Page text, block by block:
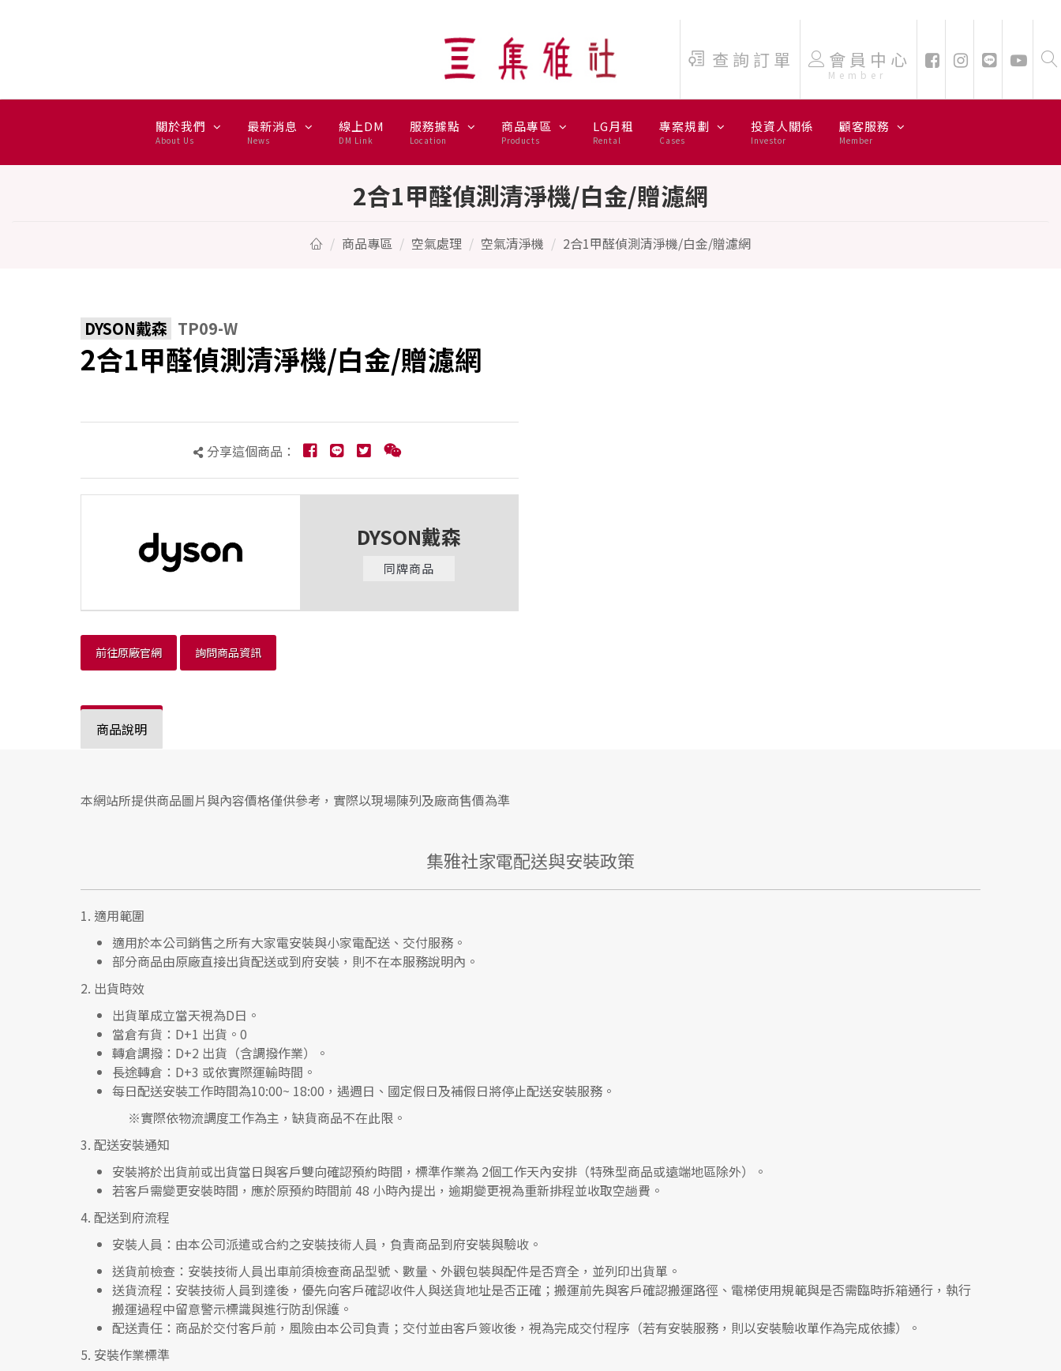
2合1甲醛偵測清淨機/白金/贈濾網 - DYSON戴森
查詢訂單 會員中心
Member
關於我們
About Us
最新消息
News
線上DM
DM Link
服務據點
Location
商品專區
Products
LG月租
Rental
專案規劃
Cases
投資人關係
Investor
顧客服務
Member
2合1甲醛偵測清淨機/白金/贈濾網
商品專區 空氣處理 空氣清淨機 2合1甲醛偵測清淨機/白金/贈濾網
DYSON戴森 TP09-W
2合1甲醛偵測清淨機/白金/贈濾網
分享這個商品：
DYSON戴森
同牌商品
前往原廠官網 詢問商品資訊
商品說明
本網站所提供商品圖片與內容價格僅供參考，實際以現場陳列及廠商售價為準
集雅社家電配送與安裝政策
1. 適用範圍
適用於本公司銷售之所有大家電安裝與小家電配送、交付服務。
部分商品由原廠直接出貨配送或到府安裝，則不在本服務說明內。
2. 出貨時效
出貨單成立當天視為D日。
當倉有貨： D+1 出貨。0
轉倉調撥： D+2 出貨（含調撥作業）。
長途轉倉： D+3 或依實際運輸時間。
每日配送安裝工作時間為10:00~ 18:00，遇週日、國定假日及補假日將停止配送安裝服務。
※實際依物流調度工作為主，缺貨商品不在此限。
3. 配送安裝通知
安裝將於出貨前或出貨當日與客戶雙向確認預約時間，標準作業為 2個工作天內安排（特殊型商品或遠端地區除外）。
若客戶需變更安裝時間，應於原預約時間前 48 小時內提出，逾期變更視為重新排程並收取空趟費。
4. 配送到府流程
安裝人員 ：由本公司派遣或合約之安裝技術人員，負責商品到府安裝與驗收。
送貨前檢查 ：安裝技術人員出車前須檢查商品型號、數量、外觀包裝與配件是否齊全，並列印出貨單。
送貨流程 ：安裝技術人員到達後，優先向客戶確認收件人與送貨地址是否正確；搬運前先與客戶確認搬運路徑、電梯使用規範與是否需臨時拆箱通行，執行
搬運過程中留意警示標識與進行防刮保護。
配送責任 ：商品於交付客戶前，風險由本公司負責；交付並由客戶簽收後，視為完成交付程序（若有安裝服務，則以安裝驗收單作為完成依據）。
5. 安裝作業標準